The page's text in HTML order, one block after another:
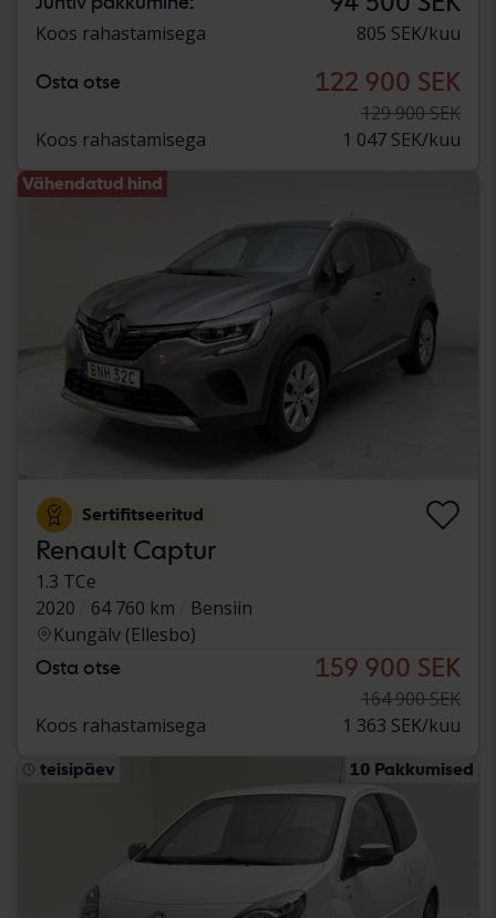
Koos rahastamisega 805 SEK/kuu
Osta otse 122 900 SEK
129 900 SEK
Koos rahastamisega
1 047 SEK/kuu
Vähendatud hind
Sertifitseeritud
Renault Captur
1.3 TCe
2020
64 760 km
Bensiin
Kungälv (Ellesbo)
Osta otse 159 900 SEK
164 900 SEK
Koos rahastamisega
1 363 SEK/kuu
teisipäev 10 Pakkumised